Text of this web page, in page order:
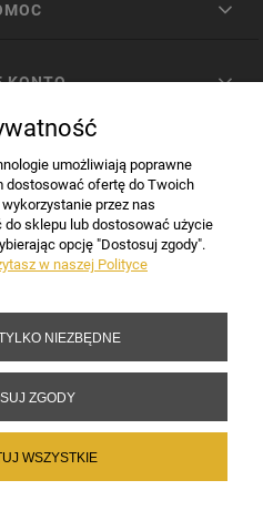
KONTO
Sakramento.pl
umożliwiają poprawne
dostosować ofertę do Twoich
przez nas
sklepu lub dostosować użycie
opcję "Dostosuj zgody".
w naszej Polityce
NIEZBĘDNE
ZGODY
WSZYSTKIE